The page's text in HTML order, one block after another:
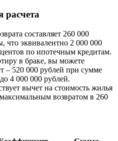
составляет 260 000
что эквивалентно 2 000 000
по ипотечным кредитам.
в браке, вы можете
– 520 000 рублей при сумме
4 000 000 рублей.
вычет на стоимость жилья
возвратом в 260